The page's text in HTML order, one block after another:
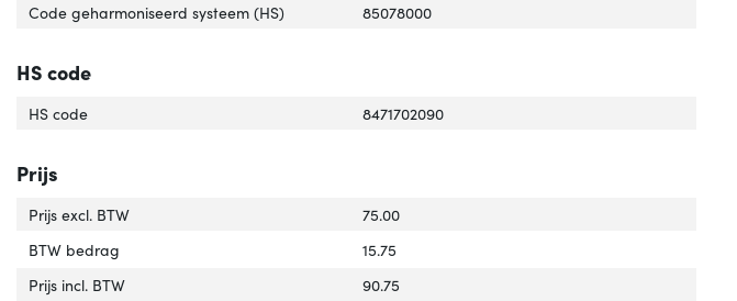
Code geharmoniseerd systeem (HS) 85078000
HS code
HS code 8471702090
Prijs
Prijs excl. BTW
75.00
BTW bedrag
15.75
Prijs incl. BTW
90.75